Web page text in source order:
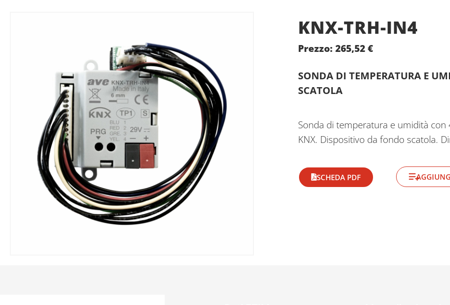
KNX-TRH-IN4
Prezzo: 265,52€
SONDA DI TEMPERATURA E
SCATOLA
Sonda di temperatura e umidità
KNX. Dispositivo da fondo scatola.
SCHEDA PDF